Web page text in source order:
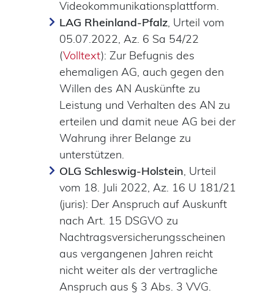
Videokommunikationsplattform.
LAG Rheinland-Pfalz, Urteil vom
05.07.2022, Az. 6 Sa 54/22
(Volltext): Zur Befugnis des
ehemaligen AG, auch gegen den
Willen des AN Auskünfte zu
Leistung und Verhalten des AN zu
erteilen und damit neue AG bei der
Wahrung ihrer Belange zu
unterstützen.
OLG Schleswig-Holstein, Urteil
vom 18. Juli 2022, Az. 16 U 181/21
(juris): Der Anspruch auf Auskunft
nach Art. 15 DSGVO zu
Nachtragsversicherungsscheinen
aus vergangenen Jahren reicht
nicht weiter als der vertragliche
Anspruch aus § 3 Abs. 3 VVG.